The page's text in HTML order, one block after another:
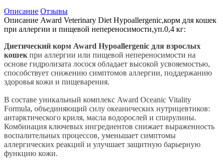
Описание Отзывы
Описание Award Veterinary Diet Hypoallergenic,корм для кошек
при аллергии и пищевой непереносимости,уп.0,4 кг:
Диетический корм Award Hypoallergenic для взрослых
кошек при аллергии или пищевой непереносимости на
основе гидролизата лосося обладает высокой усвояемостью,
способствует снижению симптомов аллергии, поддержанию
здоровья кожи и пищеварения.
В составе уникальный комплекс Award Oceanic Vitality
Formula, объединяющий силу океанических нутрицевтиков:
антарктического криля, масла водорослей и спирулины.
Комбинация ключевых ингредиентов снижает выраженность
воспалительных процессов, уменьшает симптомы
аллергических реакций и улучшает защитную барьерную
функцию кожи.